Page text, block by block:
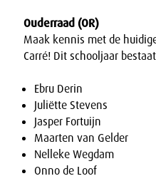
Ouderraad (OR)
Maak kennis met de
Carré! Dit schooljaar
Ebru Derin
Juliëtte Stevens
Jasper Fortuijn
Maarten van Gelder
Nelleke Wegdam
Onno de Loof